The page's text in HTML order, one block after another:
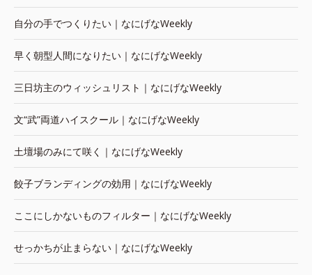
自分の手でつくりたい｜なにげなWeekly
早く朝型人間になりたい｜なにげなWeekly
三日坊主のウィッシュリスト｜なにげなWeekly
文“武”両道ハイスクール｜なにげなWeekly
土壇場のみにて咲く｜なにげなWeekly
餃子ブランディングの効用｜なにげなWeekly
ここにしかないものフィルター｜なにげなWeekly
せっかちが止まらない｜なにげなWeekly